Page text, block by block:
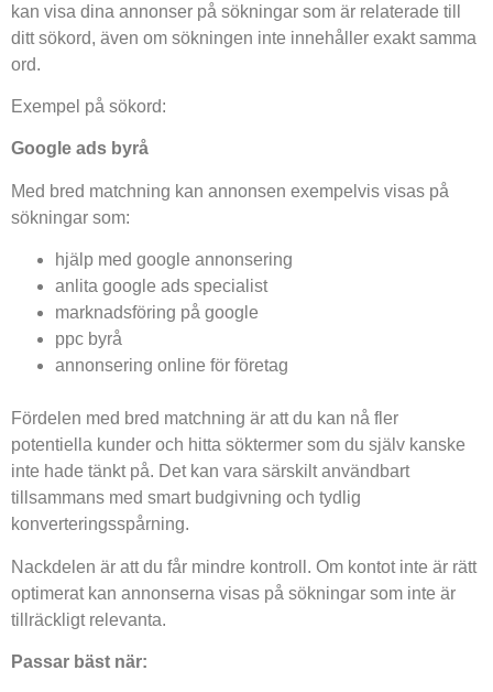
kan visa dina annonser på sökningar som är relaterade till
ditt sökord, även om sökningen inte innehåller exakt samma
ord.
Exempel på sökord:
Google ads byrå
Med bred matchning kan annonsen exempelvis visas på
sökningar som:
hjälp med google annonsering
anlita google ads specialist
marknadsföring på google
ppc byrå
annonsering online för företag
Fördelen med bred matchning är att du kan nå fler
potentiella kunder och hitta söktermer som du själv kanske
inte hade tänkt på. Det kan vara särskilt användbart
tillsammans med smart budgivning och tydlig
konverteringsspårning.
Nackdelen är att du får mindre kontroll. Om kontot inte är rätt
optimerat kan annonserna visas på sökningar som inte är
tillräckligt relevanta.
Passar bäst när: